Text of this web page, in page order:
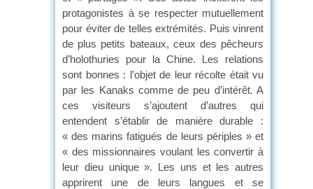
protagonistes à se respecter mutuellement
pour éviter de telles extrémités. Puis vinrent
de plus petits bateaux, ceux des pêcheurs
d’holothuries pour la Chine. Les relations
sont bonnes : l’objet de leur récolte était vu
par les Kanaks comme de peu d’intérêt. A
ces visiteurs s’ajoutent d’autres qui
entendent s’établir de manière durable :
« des marins fatigués de leurs périples » et
« des missionnaires voulant les convertir à
leur dieu unique ». Les uns et les autres
apprirent une de leurs langues et se